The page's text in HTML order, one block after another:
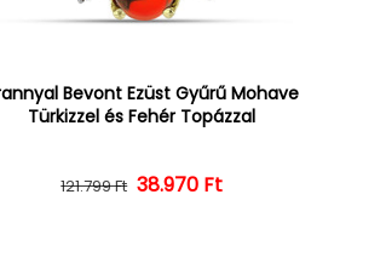
Bevont Ezüst Gyűrű Mohave
Türkizzel és Fehér Topázzal
Normál ár
121.799 Ft Kedvezményes ár
38.970 Ft